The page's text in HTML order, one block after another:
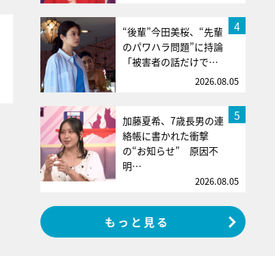
4
“後輩”今田美桜、“先輩
のパワハラ問題”に持論
「被害者の話だけで…
2026.08.05
5
加藤夏希、7歳長男の連
絡帳に書かれた衝撃
の“お知らせ” 原因不
明…
2026.08.05
もっと見る